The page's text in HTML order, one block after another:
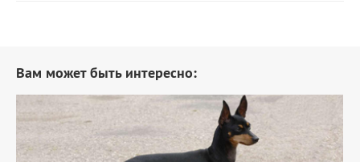
Вам может быть интересно: